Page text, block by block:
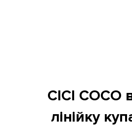
CICI COCO
лінійку